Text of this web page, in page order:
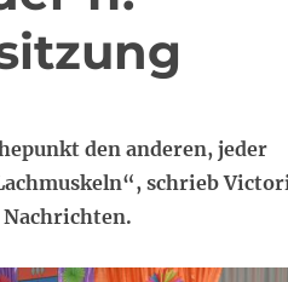
den anderen, jeder
schrieb